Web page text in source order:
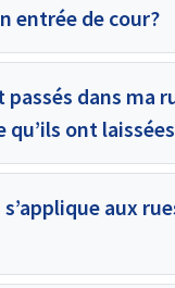
entrée de cour?
dans ma
qu’ils ont
aux